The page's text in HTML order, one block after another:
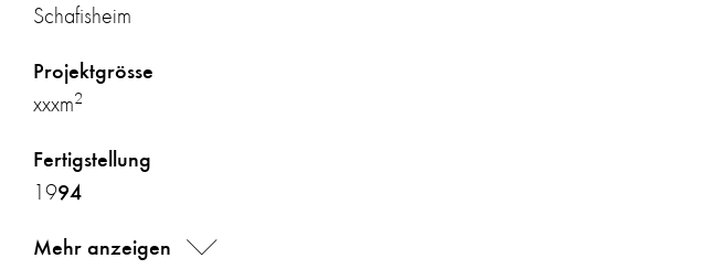
Schafisheim
Projektgrösse
xxxm2
Fertigstellung
1994
Mehr anzeigen